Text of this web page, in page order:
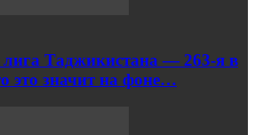
Таджикистана — 263-я в
это значит на фоне…